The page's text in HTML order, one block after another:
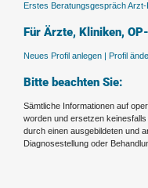
Erstes Beratungsgespräch Arzt-
Für Ärzte, Kliniken,
Neues Profil anlegen | Profil
Bitte beachten Sie:
Sämtliche Informationen auf
worden und ersetzen
durch einen ausgebildeten und
Diagnosestellung oder